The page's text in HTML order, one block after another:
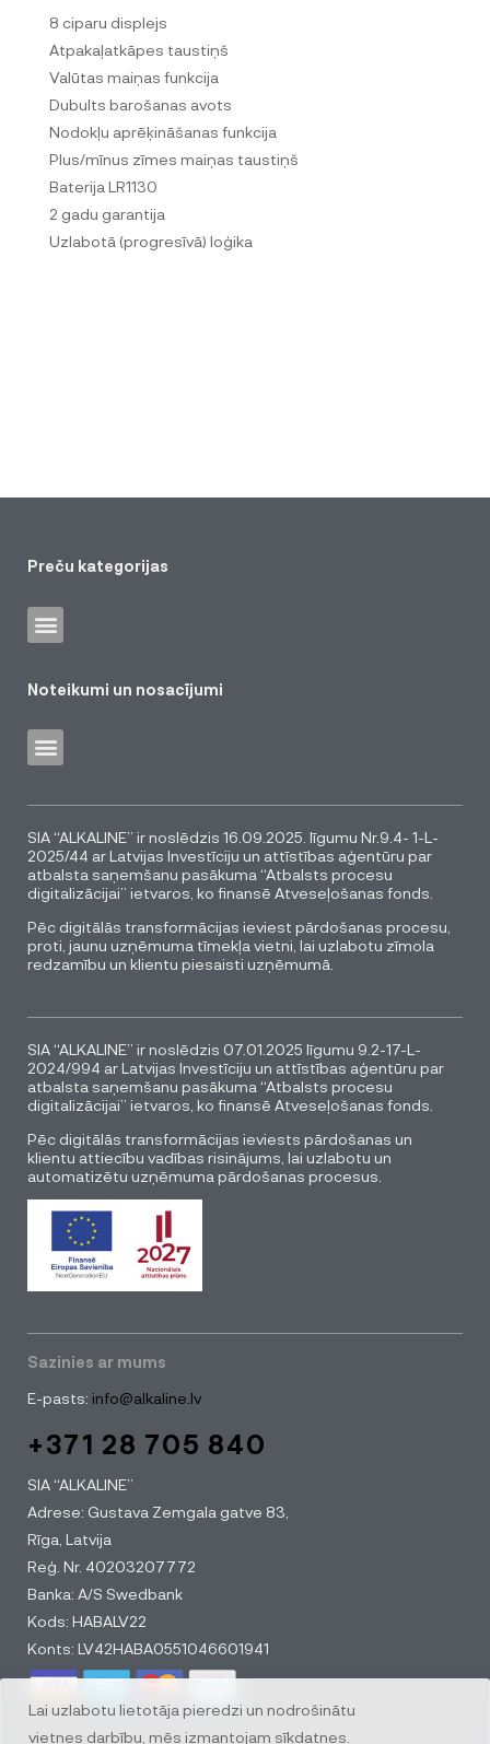
8 ciparu displejs
Atpakaļatkāpes taustiņš
Valūtas maiņas funkcija
Dubults barošanas avots
Nodokļu aprēķināšanas funkcija
Plus/mīnus zīmes maiņas taustiņš
Baterija LR1130
2 gadu garantija
Uzlabotā (progresīvā) loģika
Lai uzlabotu lietotāja pieredzi un nodrošinātu
vietnes darbību, mēs izmantojam sīkdatnes.
Preču kategorijas
Noteikumi un nosacījumi
SIA “ALKALINE” ir noslēdzis 16.09.2025. līgumu Nr.9.4- 1-L-
2025/44 ar Latvijas Investīciju un attīstības aģentūru par
atbalsta saņemšanu pasākuma “Atbalsts procesu
digitalizācijai” ietvaros, ko finansē Atveseļošanas fonds.
Pēc digitālās transformācijas ieviest pārdošanas procesu,
proti, jaunu uzņēmuma tīmekļa vietni, lai uzlabotu zīmola
redzamību un klientu piesaisti uzņēmumā.
SIA “ALKALINE” ir noslēdzis 07.01.2025 līgumu 9.2-17-L-
2024/994 ar Latvijas Investīciju un attīstības aģentūru par
atbalsta saņemšanu pasākuma “Atbalsts procesu
digitalizācijai” ietvaros, ko finansē Atveseļošanas fonds.
Pēc digitālās transformācijas ieviests pārdošanas un
klientu attiecību vadības risinājums, lai uzlabotu un
automatizētu uzņēmuma pārdošanas procesus.
Sazinies ar mums
E-pasts: info@alkaline.lv
+371 28 705 840
SIA “ALKALINE”
Adrese: Gustava Zemgala gatve 83,
Rīga, Latvija
Reģ. Nr. 40203207772
Banka: A/S Swedbank
Kods: HABALV22
Konts: LV42HABA0551046601941